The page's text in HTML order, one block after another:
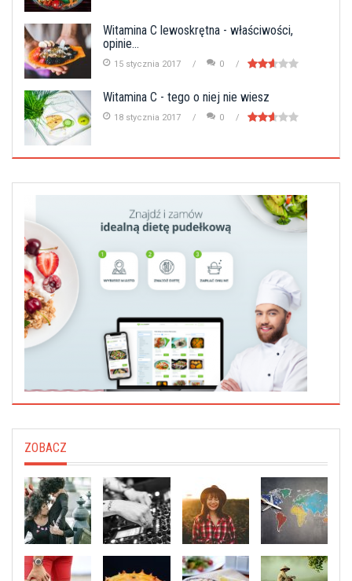
Witamina C lewoskrętna - właściwości,
opinie...
15 stycznia 2017 0
Witamina C - tego o niej nie wiesz
18 stycznia 2017 0
ZOBACZ